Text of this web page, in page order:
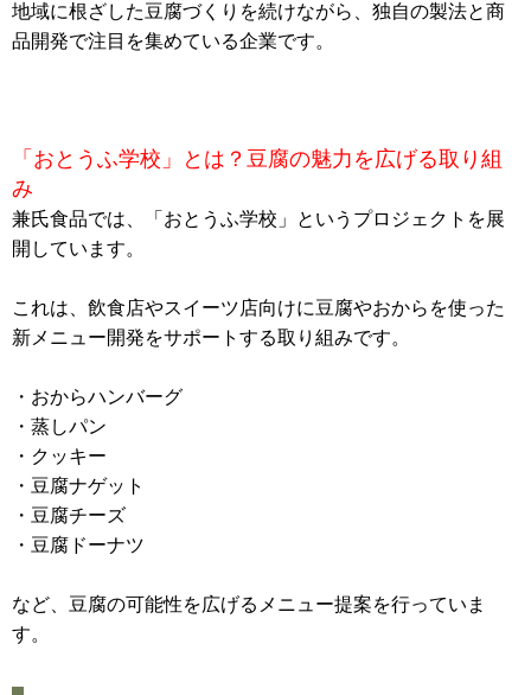
地域に根ざした豆腐づくりを続けながら、独自の製法と商
品開発で注目を集めている企業です。
「おとうふ学校」とは？豆腐の魅力を広げる取り組
み
兼氏食品では、「おとうふ学校」というプロジェクトを展
開しています。
これは、飲食店やスイーツ店向けに豆腐やおからを使った
新メニュー開発をサポートする取り組みです。
・おからハンバーグ
・蒸しパン
・クッキー
・豆腐ナゲット
・豆腐チーズ
・豆腐ドーナツ
など、豆腐の可能性を広げるメニュー提案を行っていま
す。